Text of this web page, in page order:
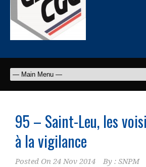
95 – Saint-Leu, les
à la vigilance
Posted On 24 Nov 2014 By : SNPM